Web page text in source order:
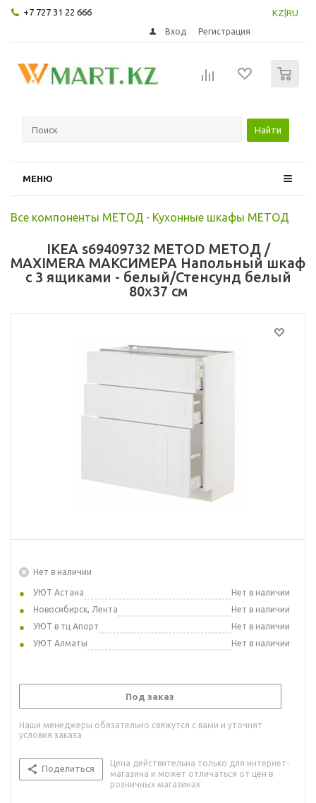
+7 727 31 22 666 KZ RU
Вход Регистрация
Найти
МЕНЮ
Все компоненты МЕТОД - Кухонные шкафы МЕТОД
IKEA s69409732 METOD МЕТОД /
MAXIMERA МАКСИМЕРА Напольный шкаф
с 3 ящиками - белый/Стенсунд белый
80x37 см
Нет в наличии
УЮТ Астана
Нет в наличии
Новосибирск, Лента
Нет в наличии
УЮТ в тц Апорт
Нет в наличии
УЮТ Алматы
Нет в наличии
Под заказ
Наши менеджеры обязательно свяжутся с вами и уточнят
условия заказа
Поделиться
Цена действительна только для интернет-
магазина и может отличаться от цен в
розничных магазинах